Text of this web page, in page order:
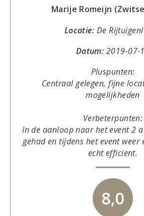
Marije Romeijn
Locatie: De
Datum: 2019-07-
Pluspunten:
Centraal gelegen, fijne
mogelijkheden
Verbeterpunten:
In de aanloop naar het event 2
gehad en tijdens het event weer
echt efficient.
8,0